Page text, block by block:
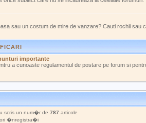
sau un costum de mire de vanzare? Cauti rochii sau
importante
a cunoaste regulamentul de postare pe forum si
scris un num�r de 787 articole
�nregistra�i